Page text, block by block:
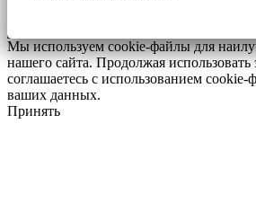
Мы используем cookie-файлы для
нашего сайта. Продолжая использовать
соглашаетесь с использованием cookie-
ваших данных.
Принять